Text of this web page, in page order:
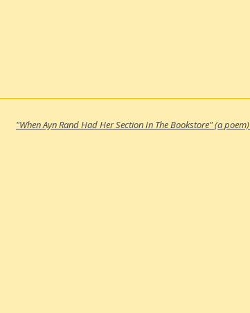
"When Ayn Rand Had Her Section In The Bookstore" (a poem)